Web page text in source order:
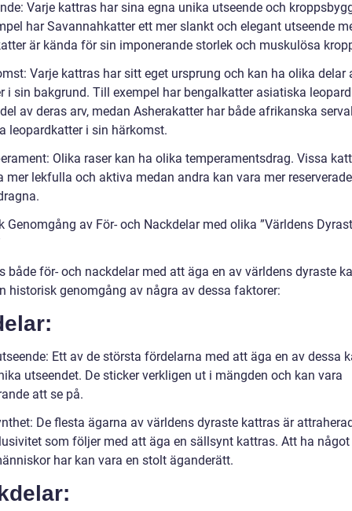
Varje kattras har sina egna unika utseende och
har Savannahkatter ett mer slankt och elegant utseende
är kända för sin imponerande storlek och muskulösa
Varje kattras har sitt eget ursprung och kan ha olika delar
i sin bakgrund. Till exempel har bengalkatter asiatiska
av deras arv, medan Asherakatter har både afrikanska
leopardkatter i sin härkomst.
Olika raser kan ha olika temperamentsdrag. Vissa
mer lekfulla och aktiva medan andra kan vara mer
Genomgång av För- och Nackdelar med olika ”Världens
både för- och nackdelar med att äga en av världens dyraste
historisk genomgång av några av dessa faktorer:
Ett av de största fördelarna med att äga en av dessa
utseendet. De sticker verkligen ut i mängden och kan vara
att se på.
De flesta ägarna av världens dyraste kattras är
som följer med att äga en sällsynt kattras. Att ha
har kan vara en stolt äganderätt.